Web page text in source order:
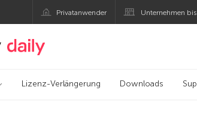
Privatanwender Unternehmen
Offizieller Blog von Kaspersky
Lizenz-Verlängerung Downloads